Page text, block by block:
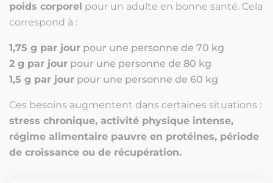
poids corporel pour un adulte en bonne santé. Cela
correspond à :
1,75 g par jour pour une personne de 70 kg
2 g par jour pour une personne de 80 kg
1,5 g par jour pour une personne de 60 kg
Ces besoins augmentent dans certaines situations :
stress chronique, activité physique intense,
régime alimentaire pauvre en protéines, période
de croissance ou de récupération.